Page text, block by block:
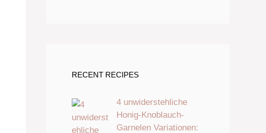
RECENT RECIPES
4 unwiderstehliche
Honig-Knoblauch-
Garnelen Variationen: